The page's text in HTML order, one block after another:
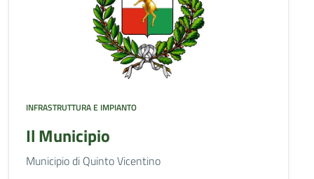
INFRASTRUTTURA E IMPIANTO
Il Municipio
Municipio di Quinto Vicentino